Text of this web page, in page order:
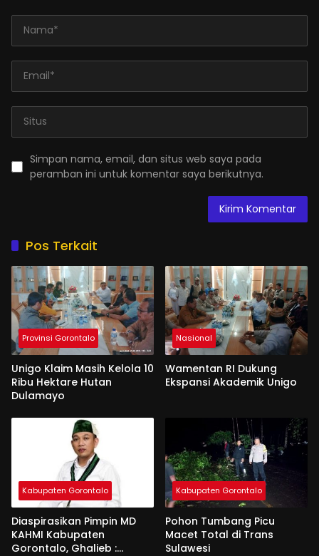
Simpan nama, email, dan situs web saya pada
peramban ini untuk komentar saya berikutnya.
Pos Terkait
Provinsi Gorontalo
Unigo Klaim Masih Kelola 10
Ribu Hektare Hutan
Dulamayo
Nasional
Wamentan RI Dukung
Ekspansi Akademik Unigo
Kabupaten Gorontalo
Diaspirasikan Pimpin MD
KAHMI Kabupaten
Gorontalo, Ghalieb :
Kabupaten Gorontalo
Pohon Tumbang Picu
Macet Total di Trans
Sulawesi